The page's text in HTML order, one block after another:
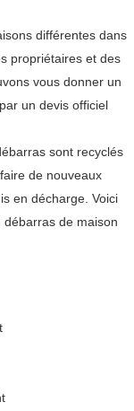
différentes dans
propriétaires et des
vous donner un
un devis officiel
sont recyclés
de nouveaux
en décharge. Voici
de maison